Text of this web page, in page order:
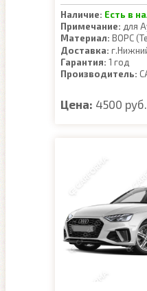
Наличие: Есть в
Примечание: для
Материал: ВОРС
Доставка:
Гарантия: 1 год
Производитель:
Цена: 4500 руб.